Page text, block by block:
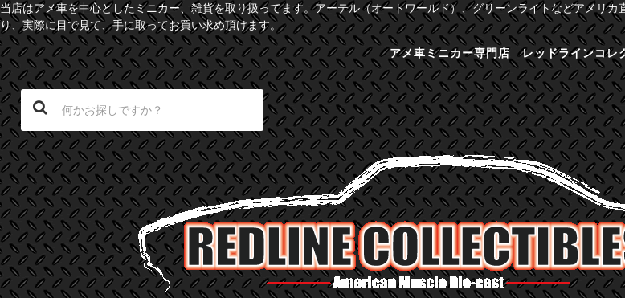
当店はアメ車を中心としたミニカー、雑貨を取り扱ってます。アーテル（オートワールド）、グリーンライトなどアメリ
り、実際に目で見て、手に取ってお買い求め頂けます。
アメ車ミニカー専門店 レッドラインコレ